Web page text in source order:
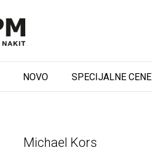
NOVO SPECIJALNE CENE
Michael Kors